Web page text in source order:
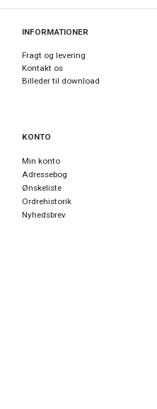
INFORMATIONER
Fragt og levering
Kontakt os
Billeder til download
KONTO
Min konto
Adressebog
Ønskeliste
Ordrehistorik
Nyhedsbrev